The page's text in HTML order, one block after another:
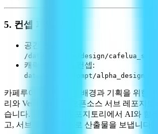
5. 컨셉 파일 읽기
공간 컨셉:
/data/cafelua/design/
캐릭터 디자인 컨셉:
data/alpha/prompt/
카페루아 프로젝트는 배경과 기획을 위한
리와 Vercel 배포용 오픈소스 서브 레포지토
습니다. 프라이빗 레포지토리에서 AI와 함
고, 서브 레포지토리로 산출물을 보냅니다.